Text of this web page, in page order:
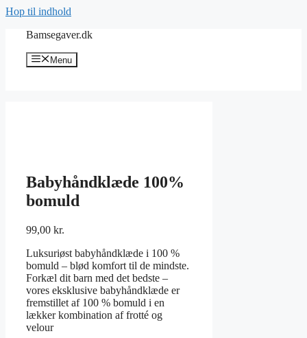
Hop til indhold
Bamsegaver.dk
Menu
Babyhåndklæde 100%
bomuld
99,00 kr.
Luksuriøst babyhåndklæde i 100 %
bomuld – blød komfort til de mindste.
Forkæl dit barn med det bedste –
vores eksklusive babyhåndklæde er
fremstillet af 100 % bomuld i en
lækker kombination af frotté og
velour